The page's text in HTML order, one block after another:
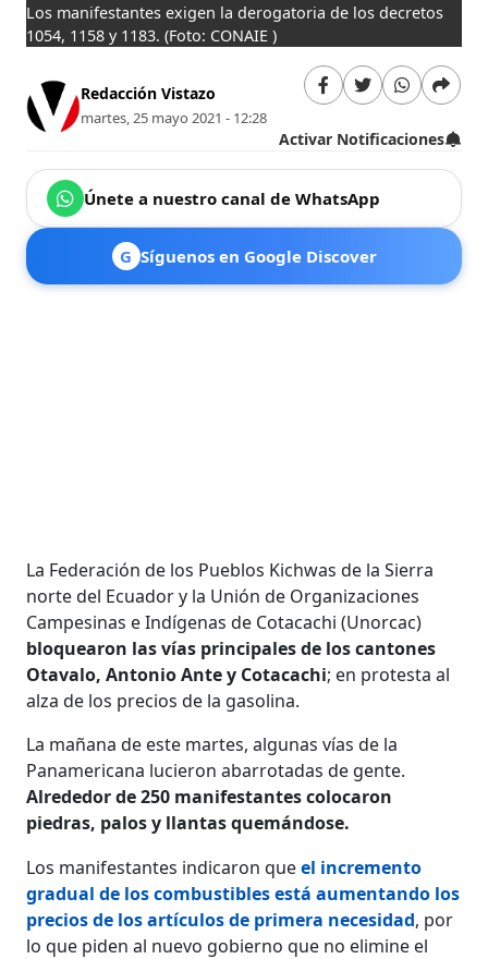
Los manifestantes exigen la derogatoria de los decretos
1054, 1158 y 1183.(Foto: CONAIE )
Redacción Vistazo
martes, 25 mayo 2021 - 12:28
Activar Notificaciones
Únete a nuestro canal de WhatsApp
G Síguenos en Google Discover
La Federación de los Pueblos Kichwas de la Sierra
norte del Ecuador y la Unión de Organizaciones
Campesinas e Indígenas de Cotacachi (Unorcac)
bloquearon las vías principales de los cantones
Otavalo, Antonio Ante y Cotacachi; en protesta al
alza de los precios de la gasolina.
La mañana de este martes, algunas vías de la
Panamericana lucieron abarrotadas de gente.
Alrededor de 250 manifestantes colocaron
piedras, palos y llantas quemándose.
Los manifestantes indicaron queel incremento
gradual de los combustibles está aumentando los
precios de los artículos de primera necesidad, por
lo que piden al nuevo gobierno que no elimine el